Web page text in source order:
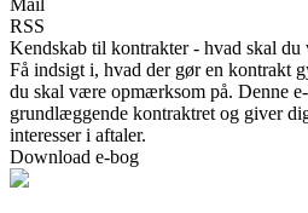
Mail
RSS
Kendskab til kontrakter - hvad skal du
Få indsigt i, hvad der gør en kontrakt
du skal være opmærksom på. Denne
grundlæggende kontraktret og giver
interesser i aftaler.
Download e-bog